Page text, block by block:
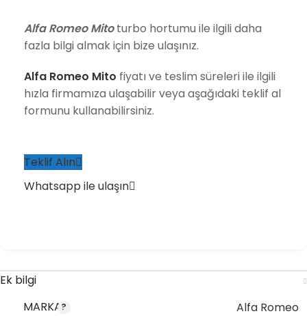
Alfa Romeo Mitoturbo hortumu ile ilgili daha
fazla bilgi almak için bize ulaşınız.
Alfa Romeo Mito fiyatı ve teslim süreleri ile ilgili
hızla firmamıza ulaşabilir veya aşağıdaki teklif al
formunu kullanabilirsiniz.
Teklif Alın
Whatsapp ile ulaşın
Ek bilgi
MARKA
Alfa Romeo